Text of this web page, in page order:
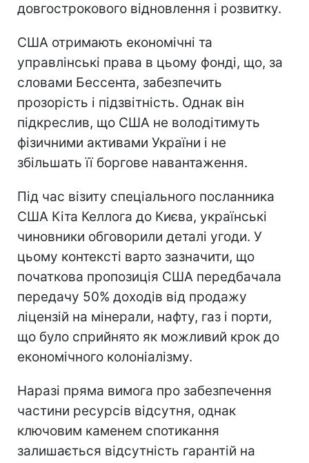
довгострокового відновлення і розвитку.
США отримають економічні та
управлінські права в цьому фонді, що, за
словами Бессента, забезпечить
прозорість і підзвітність. Однак він
підкреслив, що США не володітимуть
фізичними активами України і не
збільшать її боргове навантаження.
Під час візиту спеціального посланника
США Кіта Келлога до Києва, українські
чиновники обговорили деталі угоди. У
цьому контексті варто зазначити, що
початкова пропозиція США передбачала
передачу 50% доходів від продажу
ліцензій на мінерали, нафту, газ і порти,
що було сприйнято як можливий крок до
економічного колоніалізму.
Наразі пряма вимога про забезпечення
частини ресурсів відсутня, однак
ключовим каменем спотикання
залишається відсутність гарантій на